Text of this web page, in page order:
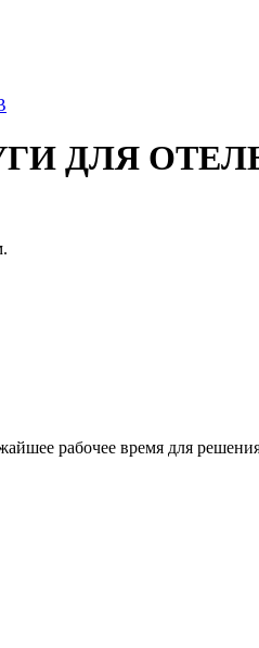
ДЛЯ
рабочее время для